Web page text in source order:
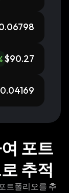
$90.27
포트
추적
트폴리오를 추